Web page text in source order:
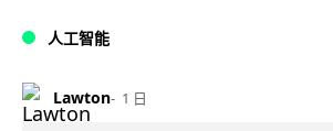
人工智能
Lawton 1 日